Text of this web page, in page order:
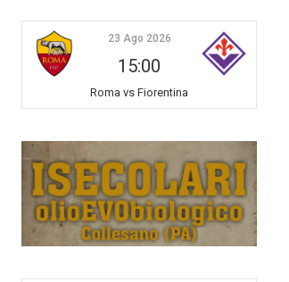
23 Ago 2026
15:00
Roma vs Fiorentina